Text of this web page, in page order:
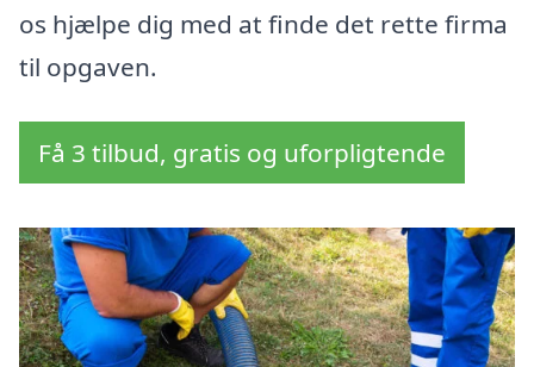
os hjælpe dig med at finde det rette firma
til opgaven.
Få 3 tilbud, gratis og uforpligtende